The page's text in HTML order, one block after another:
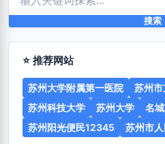
搜索
⭐ 推荐网站
苏州大学附属第一医院 苏州
苏州科技大学
苏州大学 名
苏州阳光便民12345
苏州市